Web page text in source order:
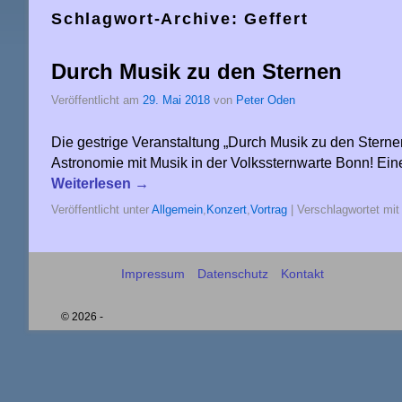
Schlagwort-Archive:Geffert
Durch Musik zu den Sternen
Veröffentlicht am 29. Mai 2018 von Peter Oden
Die gestrige Veranstaltung „Durch Musik zu den
Astronomie mit Musik in der Volkssternwarte Bonn!
Weiterlesen →
Veröffentlicht unter Allgemein Konzert Vortrag | Verschlagwortet mit
Impressum Datenschutz Kontakt
© 2026 -